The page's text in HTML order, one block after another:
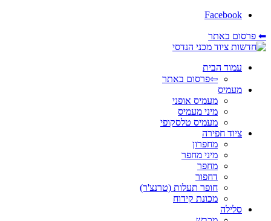
Facebook
⬅ פרסום באתר
עמוד הבית
⇦פרסום באתר
מעמיס
מעמיס אופני
מיני מעמיס
מעמיס טלסקופי
ציוד חפירה
מחפרון
מיני מחפר
מחפר
דחפור
חופר תעלות (טרנצ'ר)
מכונת קידוח
סלילה